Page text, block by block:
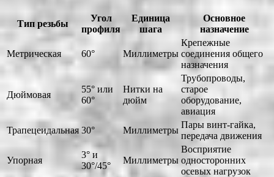
Тип резьбы
Угол
профиля
Единица
шага
Основное
назначение
Метрическая 60° Миллиметры
Крепежные
соединения общего
назначения
Дюймовая
55° или
60°
Нитки на
дюйм
Трубопроводы,
старое
оборудование,
авиация
Трапецеидальная 30° Миллиметры
Пары винт-гайка,
передача движения
Упорная
3° и
30°/45°
Миллиметры
Восприятие
односторонних
осевых нагрузок